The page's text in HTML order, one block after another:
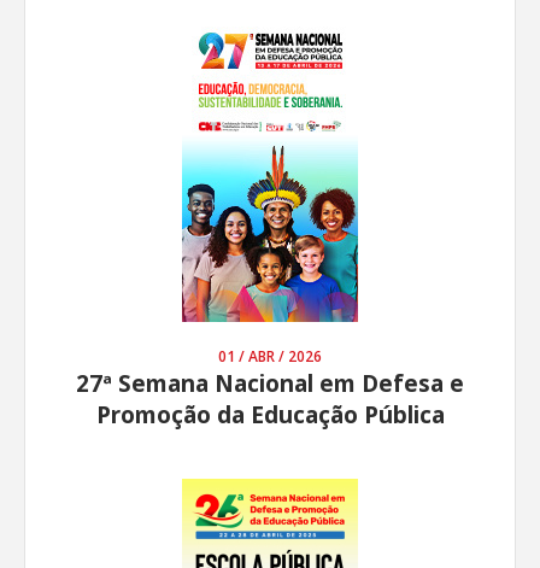
01 / ABR / 2026
27ª Semana Nacional em Defesa e
Promoção da Educação Pública